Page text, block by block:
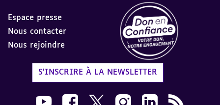
Espace presse
Nous contacter
Nous rejoindre
S'INSCRIRE À LA NEWSLETTER
Nous suivre sur Youtube AVH dans une
Nous suivre sur Facebook AVH dans
Nous suivre sur X AVH dans une
Nous suivre sur Instagram
Nous suivre sur
Flux RSS